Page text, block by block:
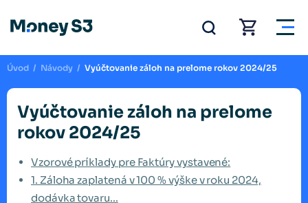
Úvod / Návody / Vyúčtovanie záloh na prelome rokov 2024/25
Vyúčtovanie záloh na prelome
rokov 2024/25
Vzorové príklady pre Faktúry vystavené:
1. Záloha zaplatená v 100 % výške v roku 2024,
dodávka tovaru...